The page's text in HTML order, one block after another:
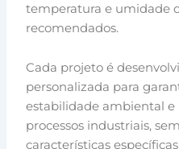
temperatura e umidade
recomendados.
Cada projeto é
personalizada para
estabilidade ambiental e
processos industriais,
características